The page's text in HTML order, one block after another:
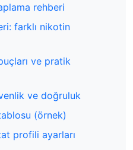
rehberi
farklı nikotin
ve pratik
ve doğruluk
(örnek)
profili ayarları